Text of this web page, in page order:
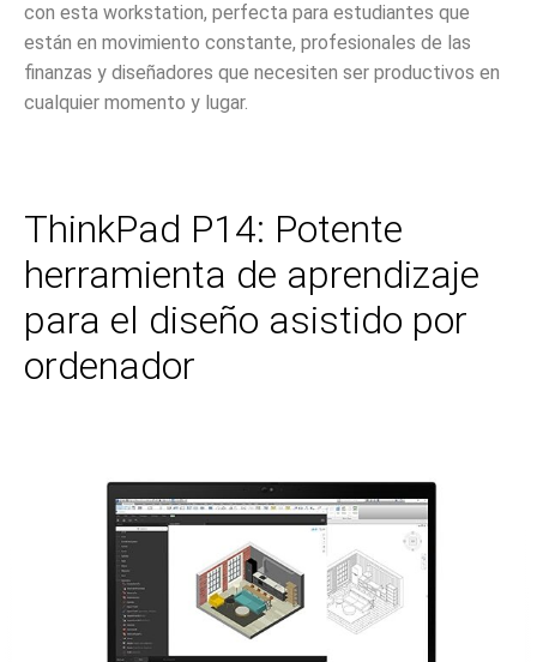
con esta workstation, perfecta para estudiantes que
están en movimiento constante, profesionales de las
finanzas y diseñadores que necesiten ser productivos en
cualquier momento y lugar.
ThinkPad P14: Potente
herramienta de aprendizaje
para el diseño asistido por
ordenador